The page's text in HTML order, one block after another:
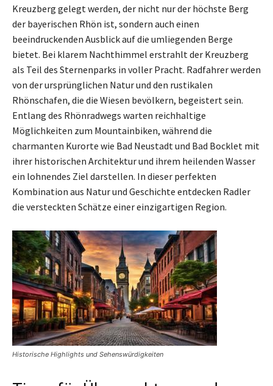
Kreuzberg gelegt werden, der nicht nur der höchste Berg
der bayerischen Rhön ist, sondern auch einen
beeindruckenden Ausblick auf die umliegenden Berge
bietet. Bei klarem Nachthimmel erstrahlt der Kreuzberg
als Teil des Sternenparks in voller Pracht. Radfahrer werden
von der ursprünglichen Natur und den rustikalen
Rhönschafen, die die Wiesen bevölkern, begeistert sein.
Entlang des Rhönradwegs warten reichhaltige
Möglichkeiten zum Mountainbiken, während die
charmanten Kurorte wie Bad Neustadt und Bad Bocklet mit
ihrer historischen Architektur und ihrem heilenden Wasser
ein lohnendes Ziel darstellen. In dieser perfekten
Kombination aus Natur und Geschichte entdecken Radler
die versteckten Schätze einer einzigartigen Region.
Historische Highlights und Sehenswürdigkeiten